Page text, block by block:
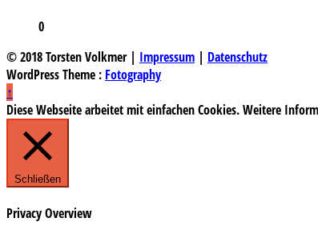
0
© 2018 Torsten Volkmer | Impressum | Datenschutz
WordPress Theme : Fotography
↑
Diese Webseite arbeitet mit einfachen Cookies. Weitere
Schließen
Privacy Overview